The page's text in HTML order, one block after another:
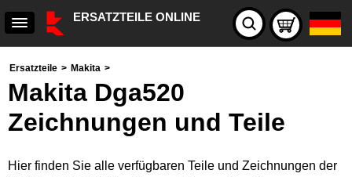
ERSATZTEILE ONLINE
Ersatzteile > Makita >
Makita Dga520
Zeichnungen und Teile
Hier finden Sie alle verfügbaren Teile und Zeichnungen der